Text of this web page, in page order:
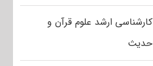
کارشناسی ارشد علوم قرآن و
حدیث